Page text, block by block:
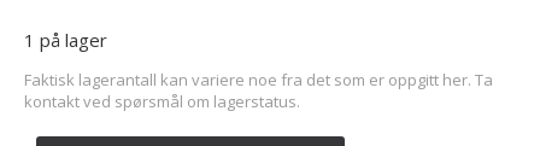
1 på lager
Faktisk lagerantall kan variere noe fra det som er oppgitt her. Ta
kontakt ved spørsmål om lagerstatus.